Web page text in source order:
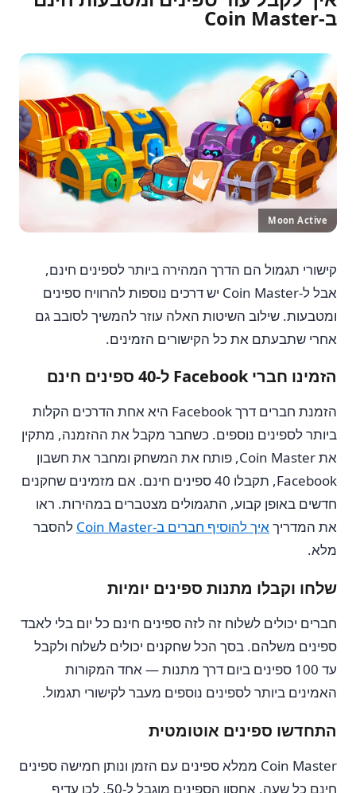
ב-Coin Master
Moon Active
קישורי תגמול הם הדרך המהירה ביותר לספינים חינם,
אבל ל-Coin Master יש דרכים נוספות להרוויח ספינים
ומטבעות. שילוב השיטות האלה עוזר להמשיך לסובב גם
אחרי שתבעתם את כל הקישורים הזמינים.
הזמינו חברי Facebook ל-40 ספינים חינם
הזמנת חברים דרך Facebook היא אחת הדרכים הקלות
ביותר לספינים נוספים. כשחבר מקבל את ההזמנה, מתקין
את Coin Master, פותח את המשחק ומחבר את חשבון
Facebook, תקבלו 40 ספינים חינם. אם מזמינים שחקנים
חדשים באופן קבוע, התגמולים מצטברים במהירות. ראו
את המדריךאיך להוסיף חברים ב-Coin Master
להסבר
מלא.
שלחו וקבלו מתנות ספינים יומיות
חברים יכולים לשלוח זה לזה ספינים חינם כל יום בלי לאבד
ספינים משלהם. בסך הכל שחקנים יכולים לשלוח ולקבל
עד 100 ספינים ביום דרך מתנות — אחד המקורות
האמינים ביותר לספינים נוספים מעבר לקישורי תגמול.
התחדשו ספינים אוטומטית
Coin Master ממלא ספינים עם הזמן ונותן חמישה ספינים
חינם כל שעה. אחסון הספינים מוגבל ל-50, לכן עדיף